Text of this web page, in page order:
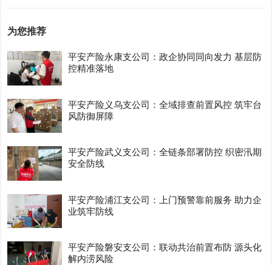
为您推荐
平安产险永康支公司：政企协同同向发力 基层防
控精准落地
平安产险义乌支公司：全域排查前置风控 筑牢台
风防御屏障
平安产险武义支公司：全链条部署防控 织密汛期
安全防线
平安产险浦江支公司：上门预警靠前服务 助力企
业筑牢防线
平安产险磐安支公司：联动共治前置布防 源头化
解内涝风险